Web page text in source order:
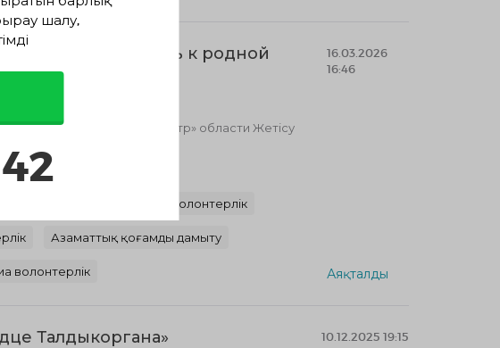
тепло рук, любовь к родной
традициям.
по 17:00
«Алтын Адам креатив центр» области Жетісу
Оқиғалық волонтерлік
Білім берудегі волонтерлік
Азаматтық қоғамды дамыту
волонтерлік
16.03.2026
16:46
Аяқталды
Талдыкоргана» 10.12.2025 19:15
шалу,